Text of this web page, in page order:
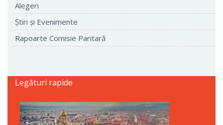
Alegeri
Ştiri şi Evenimente
Rapoarte Comisie Paritară
Legături rapide